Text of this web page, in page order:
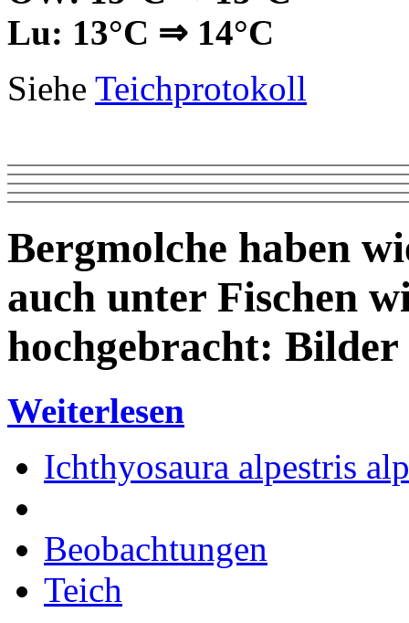
Lu: 13°C ⇒ 14°C
Siehe Teichprotokoll
Bergmolche haben
auch unter Fischen
hochgebracht: Bilder
Weiterlesen
Ichthyosaura alpestris
Beobachtungen
Teich